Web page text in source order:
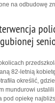
na odbudowę
82-letnią
określić,
mundurowi ustalili
pod opiekę